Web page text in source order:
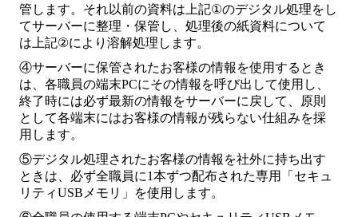
管します。それ以前の資料は上記①のデジタル処理をし
てサーバーに整理・保管し、処理後の紙資料について
は上記②により溶解処理します。
④サーバーに保管されたお客様の情報を使用するとき
は、各職員の端末PCにその情報を呼び出して使用し、
終了時には必ず最新の情報をサーバーに戻して、原則
として各端末にはお客様の情報が残らない仕組みを採
用します。
⑤デジタル処理されたお客様の情報を社外に持ち出す
ときは、必ず全職員に1本ずつ配布された専用「セキュ
リティUSB メモリ」を使用します。